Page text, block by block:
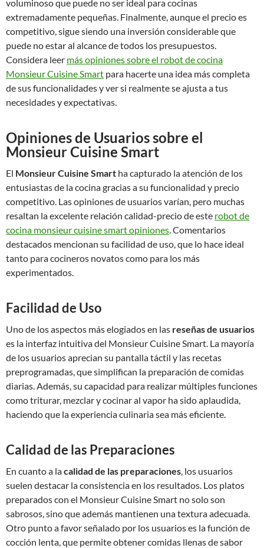
voluminoso que puede no ser ideal para cocinas
extremadamente pequeñas. Finalmente, aunque el precio es
competitivo, sigue siendo una inversión considerable que
puede no estar al alcance de todos los presupuestos.
Considera leer más opiniones sobre el robot de cocina
Monsieur Cuisine Smart para hacerte una idea más completa
de sus funcionalidades y ver si realmente se ajusta a tus
necesidades y expectativas.
Opiniones de Usuarios sobre el
Monsieur Cuisine Smart
El Monsieur Cuisine Smart ha capturado la atención de los
entusiastas de la cocina gracias a su funcionalidad y precio
competitivo. Las opiniones de usuarios varían, pero muchas
resaltan la excelente relación calidad-precio de este robot de
cocina monsieur cuisine smart opiniones. Comentarios
destacados mencionan su facilidad de uso, que lo hace ideal
tanto para cocineros novatos como para los más
experimentados.
Facilidad de Uso
Uno de los aspectos más elogiados en las reseñas de usuarios
es la interfaz intuitiva del Monsieur Cuisine Smart. La mayoría
de los usuarios aprecian su pantalla táctil y las recetas
preprogramadas, que simplifican la preparación de comidas
diarias. Además, su capacidad para realizar múltiples funciones
como triturar, mezclar y cocinar al vapor ha sido aplaudida,
haciendo que la experiencia culinaria sea más eficiente.
Calidad de las Preparaciones
En cuanto a lacalidad de las preparaciones, los usuarios
suelen destacar la consistencia en los resultados. Los platos
preparados con el Monsieur Cuisine Smart no solo son
sabrosos, sino que además mantienen una textura adecuada.
Otro punto a favor señalado por los usuarios es la función de
cocción lenta, que permite obtener comidas llenas de sabor